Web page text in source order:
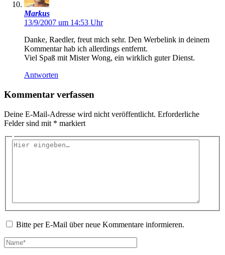
Markus
13/9/2007 um 14:53 Uhr
Danke, Raedler, freut mich sehr. Den Werbelink in deinem
Kommentar hab ich allerdings entfernt.
Viel Spaß mit Mister Wong, ein wirklich guter Dienst.
Antworten
Kommentar verfassen
Deine E-Mail-Adresse wird nicht veröffentlicht. Erforderliche
Felder sind mit * markiert
Hier
Bitte per E-Mail über neue Kommentare informieren.
Name*